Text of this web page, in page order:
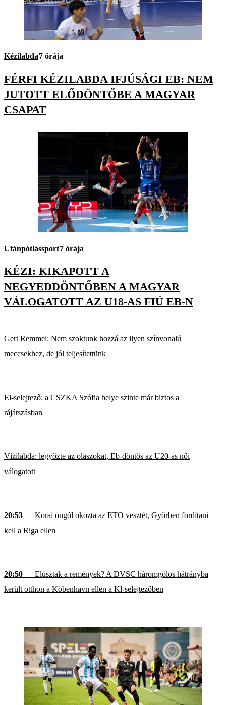
Kézilabda7 órája
FÉRFI KÉZILABDA IFJÚSÁGI EB: NEM
JUTOTT ELŐDÖNTŐBE A MAGYAR
CSAPAT
Utánpótlássport7 órája
KÉZI: KIKAPOTT A
NEGYEDDÖNTŐBEN A MAGYAR
VÁLOGATOTT AZ U18-AS FIÚ EB-N
Gert Remmel: Nem szoktunk hozzá az ilyen színvonalú
meccsekhez, de jól teljesítettünk
El-selejtező: a CSZKA Szófia helye szinte már biztos a
rájátszásban
Vízilabda: legyőzte az olaszokat, Eb-döntős az U20-as női
válogatott
20:53 — Korai öngól okozta az ETO vesztét, Győrben fordítani
kell a Riga ellen
20:50 — Elúsztak a remények? A DVSC háromgólos hátrányba
került otthon a Köbenhavn ellen a Kl-selejtezőben